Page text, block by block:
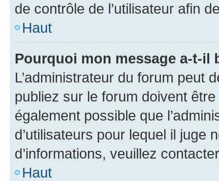
de contrôle de l’utilisateur afin
Haut
Pourquoi mon message a-t-il
L’administrateur du forum peut
publiez sur le forum doivent
également possible que
d’utilisateurs pour lequel il juge
d’informations, veuillez
Haut